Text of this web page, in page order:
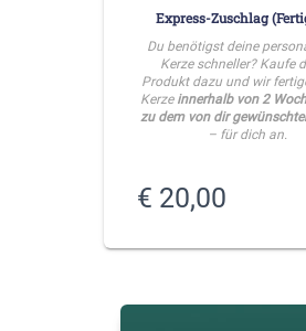
Express-Zuschlag
Du benötigst deine
Kerze schneller? Kaufe
Produkt dazu und wir
Kerze innerhalb von 2
zu dem von dir
– für dich an.
€ 20,00